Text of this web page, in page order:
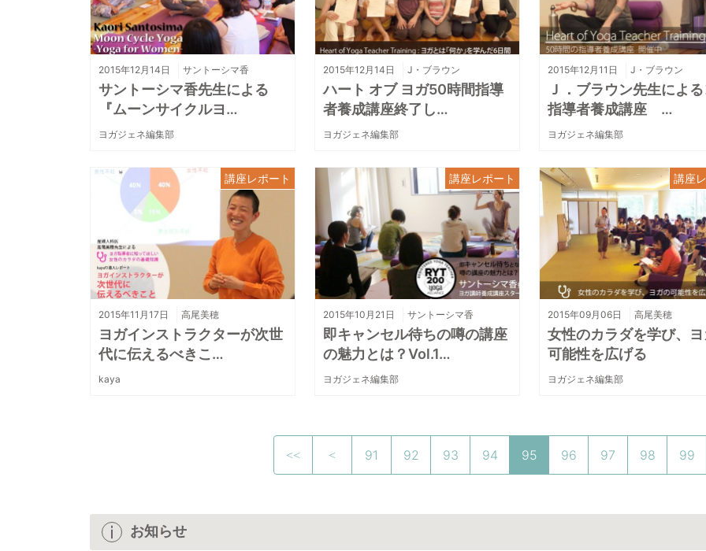
2015年12月14日 サントーシマ香
サントーシマ香先生による
『ムーンサイクルヨ…
ヨガジェネ編集部
2015年12月14日 J・ブラウン
ハート オブ ヨガ50時間指導
者養成講座終了し…
ヨガジェネ編集部
2015年12月11日 J・ブラウン
Ｊ．ブラウン先生によ
指導者養成講座 …
ヨガジェネ編集部
2015年11月17日 高尾美穂
ヨガインストラクターが次世
代に伝えるべきこ…
kaya
講座レポート
2015年10月21日 サントーシマ香
即キャンセル待ちの噂の講座
の魅力とは？Vol.1…
ヨガジェネ編集部
講座レポート
2015年09月06日 高尾美穂
女性のカラダを学び、
可能性を広げる
ヨガジェネ編集部
講座
91 92 93 94 95 96 97 98 99
お知らせ